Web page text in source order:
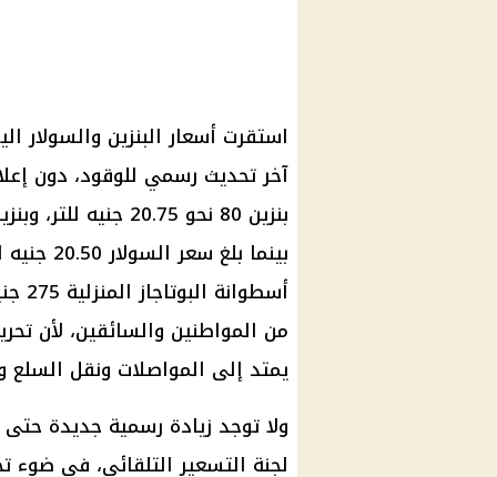
استقرت أسعار البنزين والسولار
آخر تحديث رسمي للوقود، دون
بنزين 80
من المواطنين والسائقين، لأن
يمتد إلى المواصلات ونقل السلع
ولا توجد زيادة رسمية جديدة
لجنة التسعير التلقائي، في ضوء